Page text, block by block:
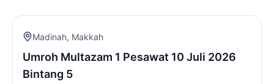
Madinah, Makkah
Umroh Multazam 1 Pesawat 10 Juli 2026
Bintang 5